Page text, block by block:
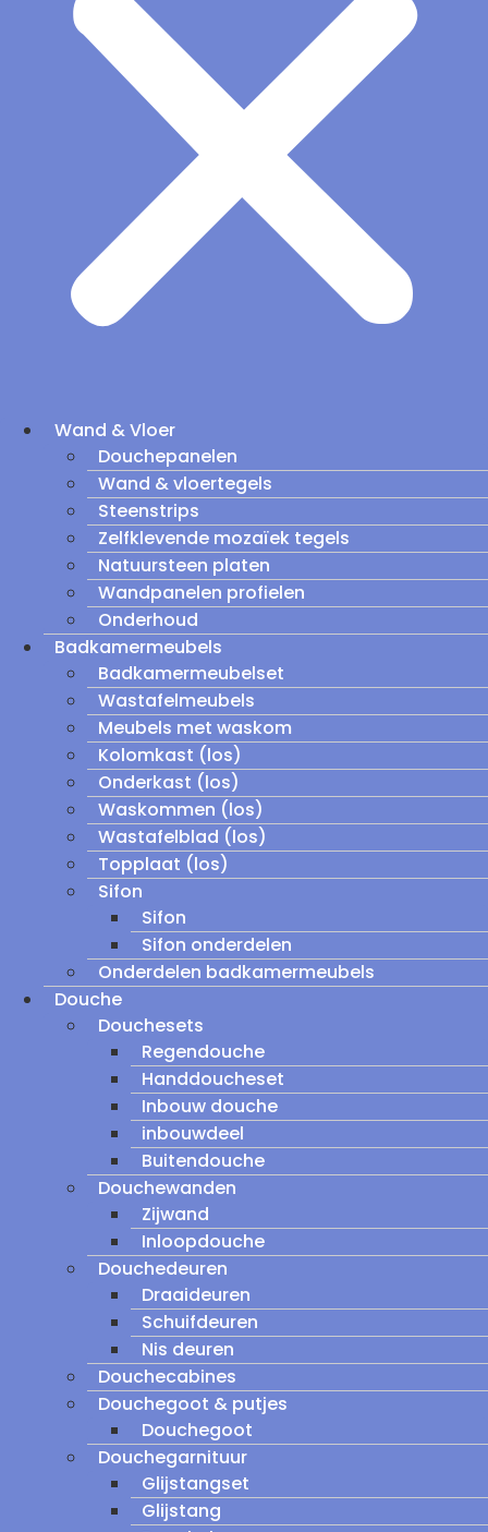
Wand & Vloer
Douchepanelen
Wand & vloertegels
Steenstrips
Zelfklevende mozaïek tegels
Natuursteen platen
Wandpanelen profielen
Onderhoud
Badkamermeubels
Badkamermeubelset
Wastafelmeubels
Meubels met waskom
Kolomkast (los)
Onderkast (los)
Waskommen (los)
Wastafelblad (los)
Topplaat (los)
Sifon
Sifon
Sifon onderdelen
Onderdelen badkamermeubels
Douche
Douchesets
Regendouche
Handdoucheset
Inbouw douche
inbouwdeel
Buitendouche
Douchewanden
Zijwand
Inloopdouche
Douchedeuren
Draaideuren
Schuifdeuren
Nis deuren
Douchecabines
Douchegoot & putjes
Douchegoot
Douchegarnituur
Glijstangset
Glijstang